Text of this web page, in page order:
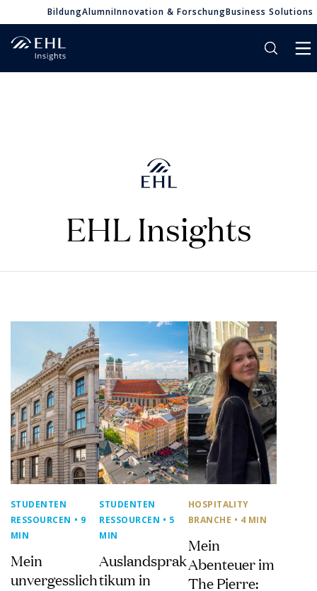
BildungAlumniInnovation & ForschungBusiness Solutions
EHL Insights
STUDENTEN
RESSOURCEN • 9
MIN
Mein
unvergesslich
STUDENTEN
RESSOURCEN • 5
MIN
Auslandsprak
tikum in
HOSPITALITY
BRANCHE • 4 MIN
Mein
Abenteuer im
The Pierre: